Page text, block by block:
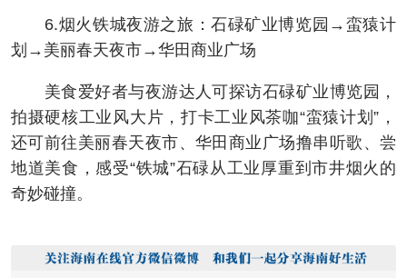
6.烟火铁城夜游之旅：石碌矿业博览园→蛮猿计
划→美丽春天夜市→华田商业广场
美食爱好者与夜游达人可探访石碌矿业博览园，
拍摄硬核工业风大片，打卡工业风茶咖“蛮猿计划”，
还可前往美丽春天夜市、华田商业广场撸串听歌、尝
地道美食，感受“铁城”石碌从工业厚重到市井烟火的
奇妙碰撞。